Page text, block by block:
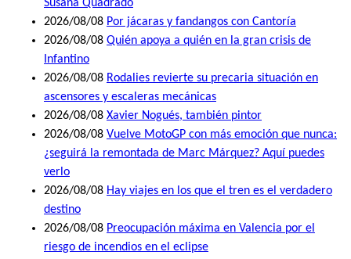
Susana Quadrado
2026/08/08 Por jácaras y fandangos con Cantoría
2026/08/08 Quién apoya a quién en la gran crisis de
Infantino
2026/08/08 Rodalies revierte su precaria situación en
ascensores y escaleras mecánicas
2026/08/08 Xavier Nogués, también pintor
2026/08/08 Vuelve MotoGP con más emoción que nunca:
¿seguirá la remontada de Marc Márquez? Aquí puedes
verlo
2026/08/08 Hay viajes en los que el tren es el verdadero
destino
2026/08/08 Preocupación máxima en Valencia por el
riesgo de incendios en el eclipse